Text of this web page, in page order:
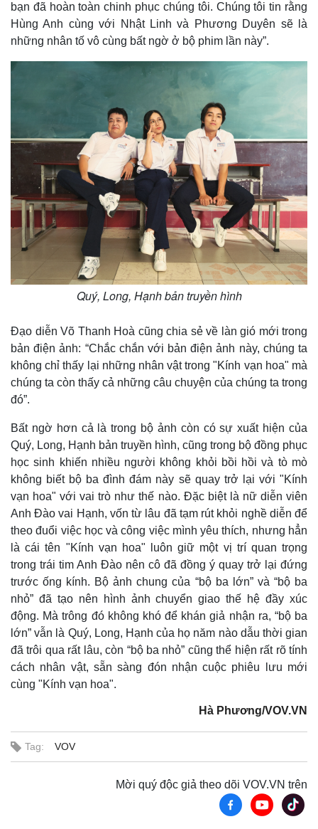
Pháp luật
Vụ án
Tư vấn luật
Quân sự - Quốc phòng
Vũ khí
Việt Nam
Phân tích
Lịch thi đấu bóng đá
Thế giới thể thao
eSports
Xe máy
bạn đã hoàn toàn chinh phục chúng tôi. Chúng tôi tin rằng
Hùng Anh cùng với Nhật Linh và Phương Duyên sẽ là
những nhân tố vô cùng bất ngờ ở bộ phim lần này”.
Quý, Long, Hạnh bản truyền hình
Đạo diễn Võ Thanh Hoà cũng chia sẻ về làn gió mới trong
bản điện ảnh: “Chắc chắn với bản điện ảnh này, chúng ta
không chỉ thấy lại những nhân vật trong "Kính vạn hoa" mà
chúng ta còn thấy cả những câu chuyện của chúng ta trong
đó”.
Bất ngờ hơn cả là trong bộ ảnh còn có sự xuất hiện của
Quý, Long, Hạnh bản truyền hình, cũng trong bộ đồng phục
học sinh khiến nhiều người không khỏi bồi hồi và tò mò
không biết bộ ba đình đám này sẽ quay trở lại với "Kính
vạn hoa" với vai trò như thế nào. Đặc biệt là nữ diễn viên
Anh Đào vai Hạnh, vốn từ lâu đã tạm rút khỏi nghề diễn để
theo đuổi việc học và công việc mình yêu thích, nhưng hẳn
là cái tên "Kính vạn hoa" luôn giữ một vị trí quan trọng
trong trái tim Anh Đào nên cô đã đồng ý quay trở lại đứng
trước ống kính. Bộ ảnh chung của “bộ ba lớn” và “bộ ba
nhỏ” đã tạo nên hình ảnh chuyển giao thế hệ đầy xúc
động. Mà trông đó không khó để khán giả nhận ra, “bộ ba
lớn” vẫn là Quý, Long, Hạnh của họ năm nào dẫu thời gian
đã trôi qua rất lâu, còn “bộ ba nhỏ” cũng thể hiện rất rõ tính
cách nhân vật, sẵn sàng đón nhận cuộc phiêu lưu mới
cùng "Kính vạn hoa".
Hà Phương/VOV.VN
Tag: VOV
Mời quý độc giả theo dõi VOV.VN trên